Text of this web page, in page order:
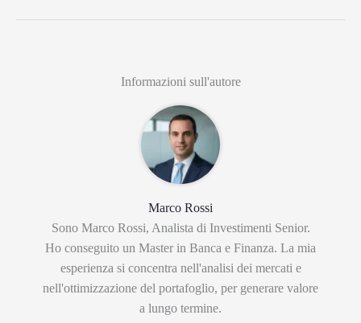
Informazioni sull'autore
Marco Rossi
Sono Marco Rossi, Analista di Investimenti Senior.
Ho conseguito un Master in Banca e Finanza. La mia
esperienza si concentra nell'analisi dei mercati e
nell'ottimizzazione del portafoglio, per generare valore
a lungo termine.